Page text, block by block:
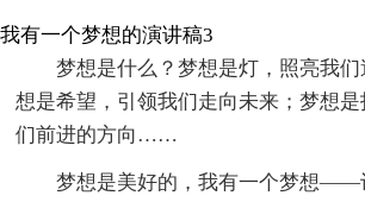
我有一个梦想的演讲稿3
梦想是什么？梦想是灯，照亮我
想是希望，引领我们走向未来；梦想
们前进的方向……
梦想是美好的，我有一个梦想——